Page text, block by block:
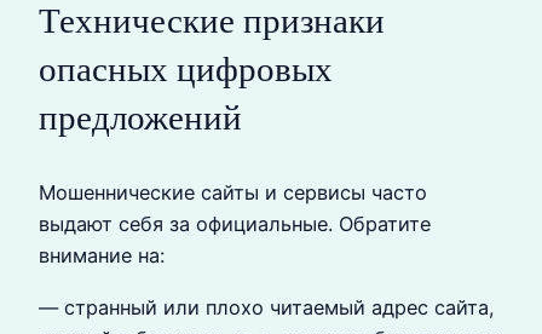
Технические признаки
опасных цифровых
предложений
Мошеннические сайты и сервисы часто
выдают себя за официальные. Обратите
внимание на:
— странный или плохо читаемый адрес сайта,